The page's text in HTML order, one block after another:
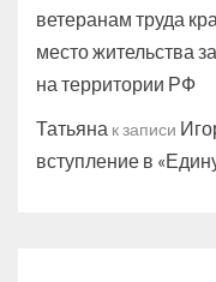
ветеранам труда
место жительства
на территории РФ
Татьяна к записи
вступление в